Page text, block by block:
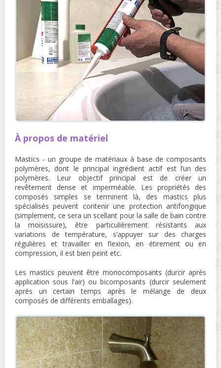
À propos de matériel
Mastics - un groupe de matériaux à base de composants
polymères, dont le principal ingrédient actif est l’un des
polymères. Leur objectif principal est de créer un
revêtement dense et imperméable. Les propriétés des
composés simples se terminent là, des mastics plus
spécialisés peuvent contenir une protection antifongique
(simplement, ce sera un scellant pour la salle de bain contre
la moisissure), être particulièrement résistants aux
variations de température, s’appuyer sur des charges
régulières et travailler en flexion, en étirement ou en
compression, il est bien peint etc.
Les mastics peuvent être monocomposants (durcir après
application sous l’air) ou bicomposants (durcir seulement
après un certain temps après le mélange de deux
composés de différents emballages).